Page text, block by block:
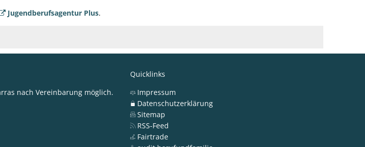
Jugendberufsagentur Plus.
nach Vereinbarung möglich.
Quicklinks
Impressum
Datenschutzerklärung
Sitemap
RSS-Feed
Fairtrade